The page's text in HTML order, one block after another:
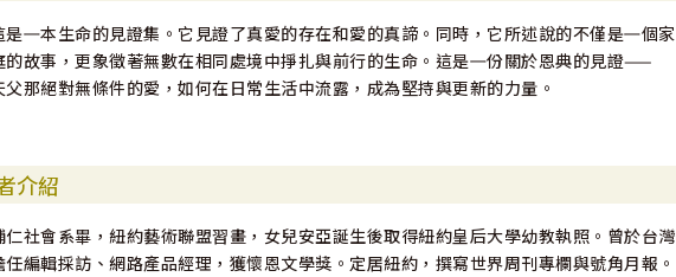
是㇐本生命的見證集。它見證了真愛的存在和愛的真諦。同時，它所述說的不僅是㇐個家
的故事，更象徵著無數在相同處境中掙扎與前行的生命。這是㇐份關於恩典的見證——
父那絕對無條件的愛，如何在日常生活中流露，成為堅持與更新的力量。
介紹
仁社會系畢，紐約藝術聯盟習畫，女兒安亞誕生後取得紐約皇后大學幼教執照。曾於台灣
任編輯採訪、網路產品經理，獲懷恩文學獎。定居紐約，撰寫世界周刊專欄與號角月報。